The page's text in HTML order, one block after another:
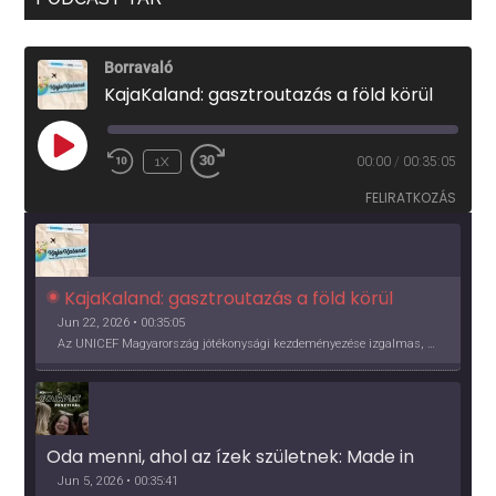
Borravaló
KajaKaland: gasztroutazás a föld körül
PLAY
EPISODE
1X 00:00 / 00:35:05
FELIRATKOZÁS
KajaKaland: gasztroutazás a föld körül
Jun 22, 2026 • 00:35:05
Az UNICEF Magyarország jótékonysági kezdeményezése izgalmas, egész éves világkörüli ízutazásra hív, igazi családi program és gasztroedukáció, illetve segítség a rászorulóknak is egyben.
Oda menni, ahol az ízek születnek: Made in
Vidék, Gourmet Fesztivál 2026
Jun 5, 2026 • 00:35:41